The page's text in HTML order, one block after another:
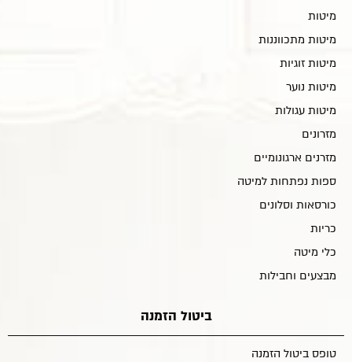
מיטות
מיטות מתכווננות
מיטות זוגיות
מיטות נוער
מיטות עגולות
מזרונים
מזרנים ארגונומיים
ספות נפתחות למיטה
כורסאות וסלונים
כריות
כלי מיטה
מבצעים וחבילות
ביטול הזמנה
טופס ביטול הזמנה